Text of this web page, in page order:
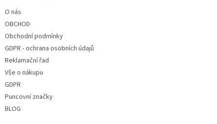
O nás
OBCHOD
Obchodní podmínky
GDPR - ochrana osobních údajů
Reklamační řad
Vše o nákupu
GDPR
Puncovní značky
BLOG